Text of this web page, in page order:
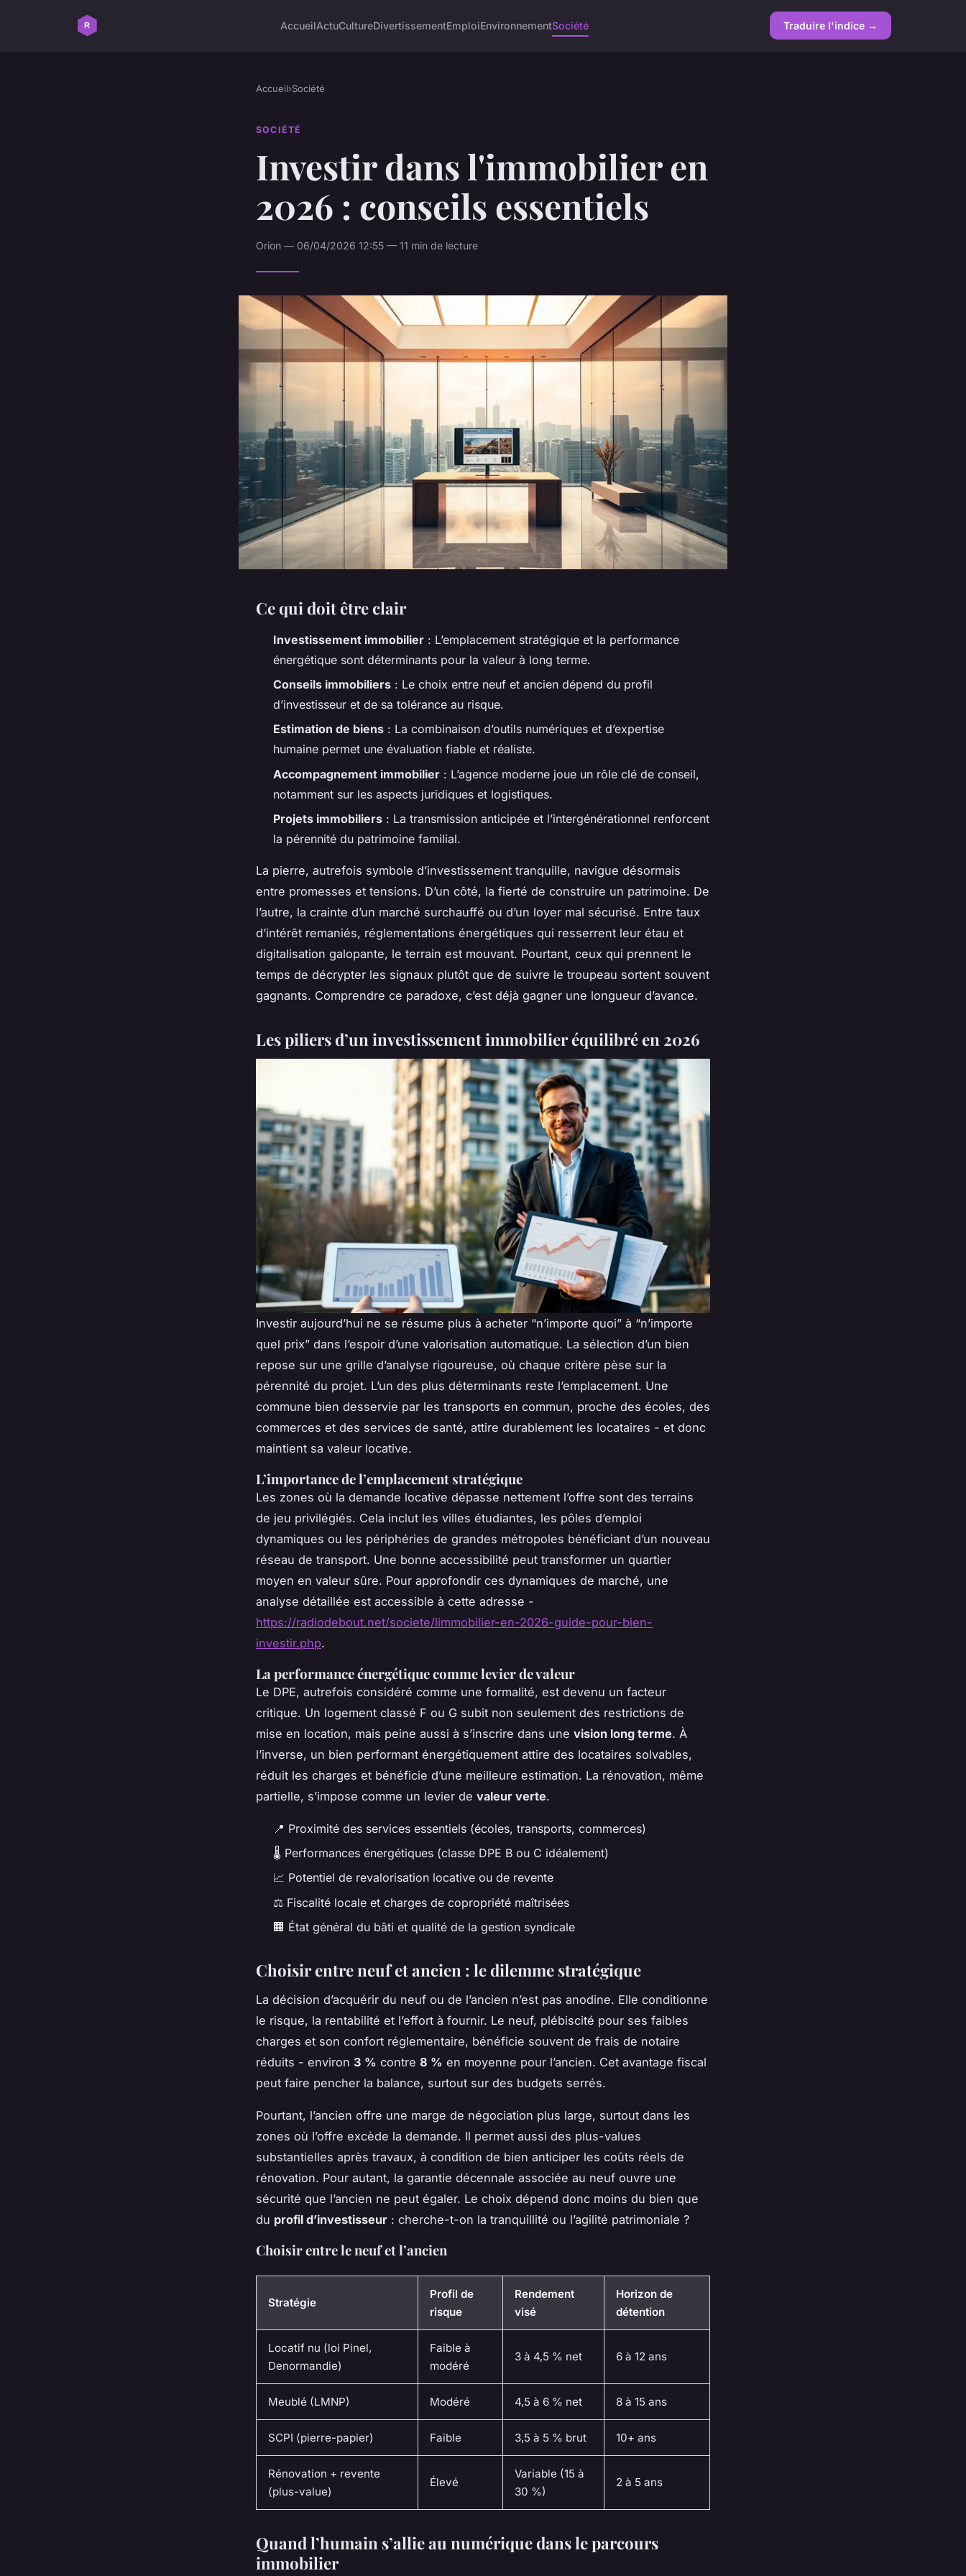
AccueilActuCultureDivertissementEmploiEnvironnementSociété Traduire l'indice →
Accueil›Société
SOCIÉTÉ
Investir dans l'immobilier en
2026 : conseils essentiels
Orion — 06/04/2026 12:55 — 11 min de lecture
Ce qui doit être clair
Investissement immobilier : L’emplacement stratégique et la performance
énergétique sont déterminants pour la valeur à long terme.
Conseils immobiliers : Le choix entre neuf et ancien dépend du profil
d’investisseur et de sa tolérance au risque.
Estimation de biens : La combinaison d’outils numériques et d’expertise
humaine permet une évaluation fiable et réaliste.
Accompagnement immobilier : L’agence moderne joue un rôle clé de conseil,
notamment sur les aspects juridiques et logistiques.
Projets immobiliers : La transmission anticipée et l’intergénérationnel renforcent
la pérennité du patrimoine familial.
La pierre, autrefois symbole d’investissement tranquille, navigue désormais
entre promesses et tensions. D’un côté, la fierté de construire un patrimoine. De
l’autre, la crainte d’un marché surchauffé ou d’un loyer mal sécurisé. Entre taux
d’intérêt remaniés, réglementations énergétiques qui resserrent leur étau et
digitalisation galopante, le terrain est mouvant. Pourtant, ceux qui prennent le
temps de décrypter les signaux plutôt que de suivre le troupeau sortent souvent
gagnants. Comprendre ce paradoxe, c’est déjà gagner une longueur d’avance.
Les piliers d’un investissement immobilier équilibré en 2026
Investir aujourd’hui ne se résume plus à acheter “n’importe quoi” à “n’importe
quel prix” dans l’espoir d’une valorisation automatique. La sélection d’un bien
repose sur une grille d’analyse rigoureuse, où chaque critère pèse sur la
pérennité du projet. L’un des plus déterminants reste l’emplacement. Une
commune bien desservie par les transports en commun, proche des écoles, des
commerces et des services de santé, attire durablement les locataires - et donc
maintient sa valeur locative.
L’importance de l’emplacement stratégique
Les zones où la demande locative dépasse nettement l’offre sont des terrains
de jeu privilégiés. Cela inclut les villes étudiantes, les pôles d’emploi
dynamiques ou les périphéries de grandes métropoles bénéficiant d’un nouveau
réseau de transport. Une bonne accessibilité peut transformer un quartier
moyen en valeur sûre. Pour approfondir ces dynamiques de marché, une
analyse détaillée est accessible à cette adresse -
https://radiodebout.net/societe/limmobilier-en-2026-guide-pour-bien-
investir.php.
La performance énergétique comme levier de valeur
Le DPE, autrefois considéré comme une formalité, est devenu un facteur
critique. Un logement classé F ou G subit non seulement des restrictions de
mise en location, mais peine aussi à s’inscrire dans une vision long terme. À
l’inverse, un bien performant énergétiquement attire des locataires solvables,
réduit les charges et bénéficie d’une meilleure estimation. La rénovation, même
partielle, s’impose comme un levier de valeur verte.
📍 Proximité des services essentiels (écoles, transports, commerces)
🌡️ Performances énergétiques (classe DPE B ou C idéalement)
📈 Potentiel de revalorisation locative ou de revente
⚖️ Fiscalité locale et charges de copropriété maîtrisées
🏢 État général du bâti et qualité de la gestion syndicale
Choisir entre neuf et ancien : le dilemme stratégique
La décision d’acquérir du neuf ou de l’ancien n’est pas anodine. Elle conditionne
le risque, la rentabilité et l’effort à fournir. Le neuf, plébiscité pour ses faibles
charges et son confort réglementaire, bénéficie souvent de frais de notaire
réduits - environ 3 % contre 8 % en moyenne pour l’ancien. Cet avantage fiscal
peut faire pencher la balance, surtout sur des budgets serrés.
Pourtant, l’ancien offre une marge de négociation plus large, surtout dans les
zones où l’offre excède la demande. Il permet aussi des plus-values
substantielles après travaux, à condition de bien anticiper les coûts réels de
rénovation. Pour autant, la garantie décennale associée au neuf ouvre une
sécurité que l’ancien ne peut égaler. Le choix dépend donc moins du bien que
du profil d’investisseur : cherche-t-on la tranquillité ou l’agilité patrimoniale ?
Choisir entre le neuf et l’ancien
Stratégie
Profil de
risque
Rendement
visé
Horizon de
détention
Locatif nu (loi Pinel,
Denormandie)
Faible à
modéré
3 à 4,5 % net 6 à 12 ans
Meublé (LMNP) Modéré 4,5 à 6 % net 8 à 15 ans
SCPI (pierre-papier) Faible 3,5 à 5 % brut 10+ ans
Rénovation + revente
(plus-value)
Élevé
Variable (15 à
30 %)
2 à 5 ans
Quand l’humain s’allie au numérique dans le parcours
immobilier